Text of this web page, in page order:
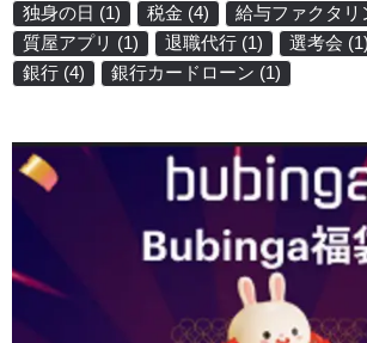
独身の日 (1) 税金 (4) 給与ファクタリ
質屋アプリ (1) 退職代行 (1) 選考会 (1)
銀行 (4) 銀行カードローン (1)